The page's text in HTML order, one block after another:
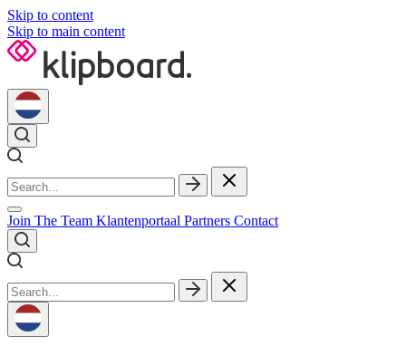
Skip to content
Skip to main content
Join The Team Klantenportaal Partners Contact